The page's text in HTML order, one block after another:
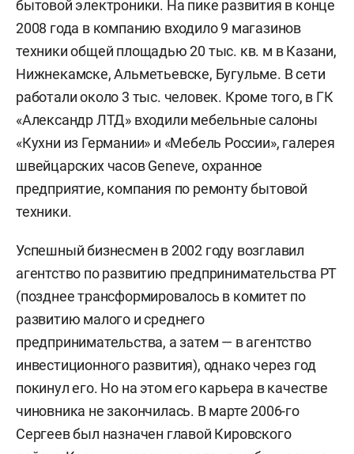
бытовой электроники. На пике развития в конце
2008 года в компанию входило 9 магазинов
техники общей площадью 20 тыс. кв. м в Казани,
Нижнекамске, Альметьевске, Бугульме. В сети
работали около 3 тыс. человек. Кроме того, в ГК
«Александр ЛТД» входили мебельные салоны
«Кухни из Германии» и «Мебель России», галерея
швейцарских часов Geneve, охранное
предприятие, компания по ремонту бытовой
техники.
Успешный бизнесмен в 2002 году возглавил
агентство по развитию предпринимательства РТ
(позднее трансформировалось в комитет по
развитию малого и среднего
предпринимательства, а затем — в агентство
инвестиционного развития), однако через год
покинул его. Но на этом его карьера в качестве
чиновника не закончилась. В марте 2006-го
Сергеев был назначен главой Кировского